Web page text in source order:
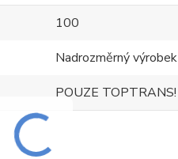
100
Nadrozměrný výrobek
POUZE TOPTRANS!